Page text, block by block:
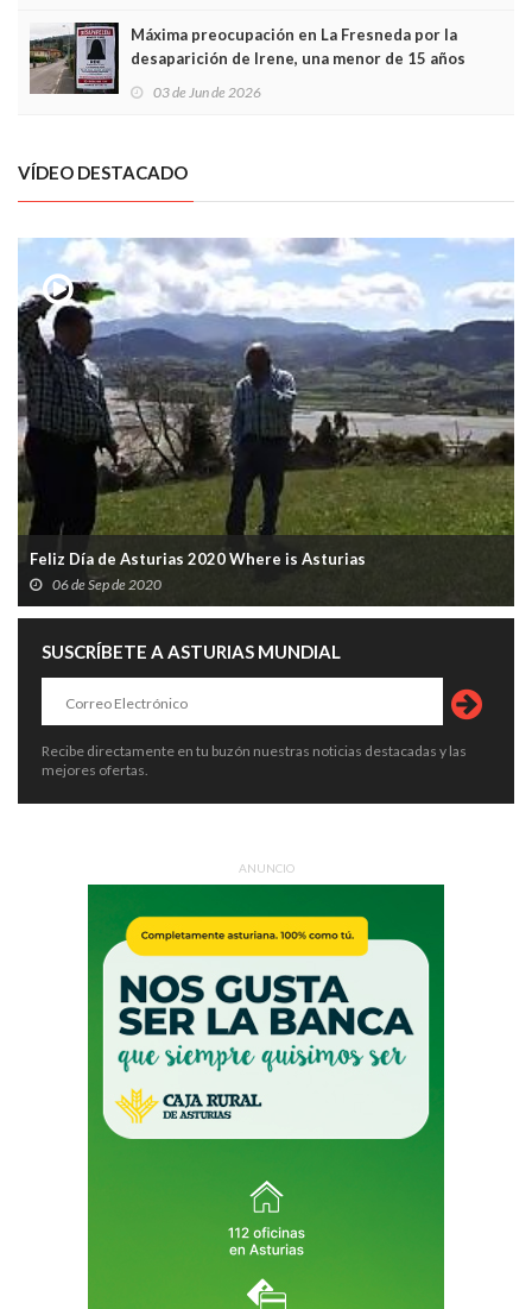
Máxima preocupación en La Fresneda por la
desaparición de Irene, una menor de 15 años
03 de Jun de 2026
VÍDEO DESTACADO
Feliz Día de Asturias 2020 Where is Asturias
06 de Sep de 2020
SUSCRÍBETE A ASTURIAS MUNDIAL
Recibe directamente en tu buzón nuestras noticias destacadas y las
mejores ofertas.
ANUNCIO